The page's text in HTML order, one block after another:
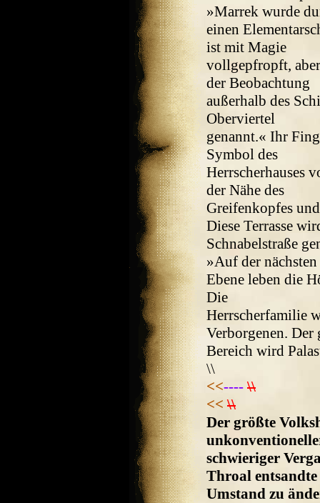
»Marrek wurde
einen
ist mit Magie
vollgepfropft,
der Beobachtung
außerhalb des
Oberviertel
genannt.« Ihr
Symbol des
Herrscherhauses
der Nähe des
Greifenkopfes
Diese Terrasse
Schnabelstraße
»Auf der nächsten
Ebene leben die
Die
Herrscherfamilie
Verborgenen. Der
Bereich wird
\\
<<---- \\
<< \\
Der größte
schwieriger
Throal
Umstand zu